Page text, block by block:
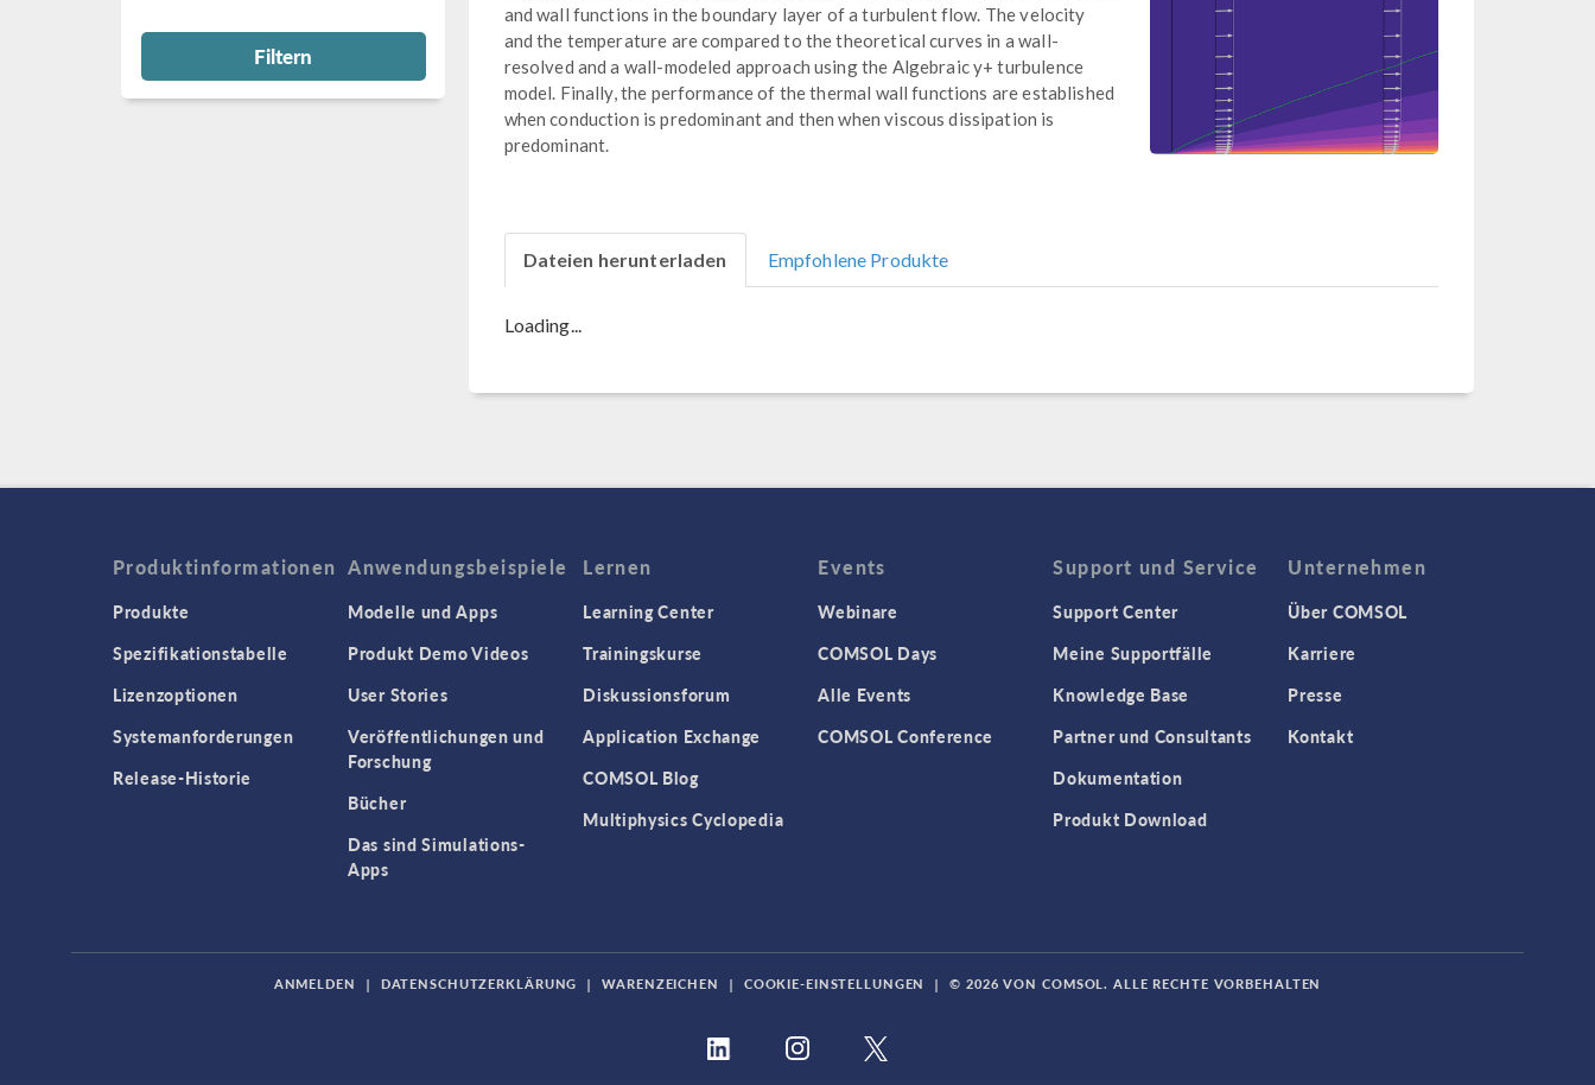
Filtern
and wall functions in the boundary layer of a turbulent flow. The velocity
and the temperature are compared to the theoretical curves in a wall-
resolved and a wall-modeled approach using the Algebraic y+ turbulence
model. Finally, the performance of the thermal wall functions are established
when conduction is predominant and then when viscous dissipation is
predominant.
Dateien herunterladen Empfohlene Produkte
Loading...
Produktinformationen
Produkte
Spezifikationstabelle
Lizenzoptionen
Systemanforderungen
Release-Historie
Anwendungsbeispiele
Modelle und Apps
Produkt Demo Videos
User Stories
Veröffentlichungen und
Forschung
Bücher
Das sind Simulations-
Apps
Lernen
Learning Center
Trainingskurse
Diskussionsforum
Application Exchange
COMSOL Blog
Multiphysics Cyclopedia
Events
Webinare
COMSOL Days
Alle Events
COMSOL Conference
Support und Service
Support Center
Meine Supportfälle
Knowledge Base
Partner und Consultants
Dokumentation
Produkt Download
Unternehmen
Über COMSOL
Karriere
Presse
Kontakt
ANMELDEN | DATENSCHUTZERKLÄRUNG | WARENZEICHEN | COOKIE-EINSTELLUNGEN | © 2026 VON COMSOL. ALLE RECHTE VORBEHALTEN